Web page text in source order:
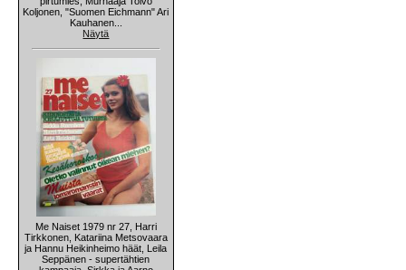
Koljonen, "Suomen Eichmann" Ari
Kauhanen...
Näytä
Me Naiset 1979 nr 27, Harri
Tirkkonen, Katariina Metsovaara
ja Hannu Heikinheimo häät, Leila
Seppänen - supertähtien